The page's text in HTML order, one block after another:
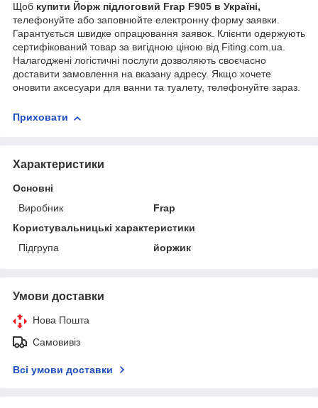
Щоб купити Йорж підлоговий Frap F905 в Україні,
телефонуйте або заповнюйте електронну форму заявки.
Гарантується швидке опрацювання заявок. Клієнти одержують
сертифікований товар за вигідною ціною від Fiting.com.ua.
Налагоджені логістичні послуги дозволяють своєчасно
доставити замовлення на вказану адресу. Якщо хочете
оновити аксесуари для ванни та туалету, телефонуйте зараз.
Приховати
Характеристики
Основні
Виробник
Frap
Користувальницькі характеристики
Підгрупа
йоржик
Умови доставки
Нова Пошта
Самовивіз
Всі умови доставки